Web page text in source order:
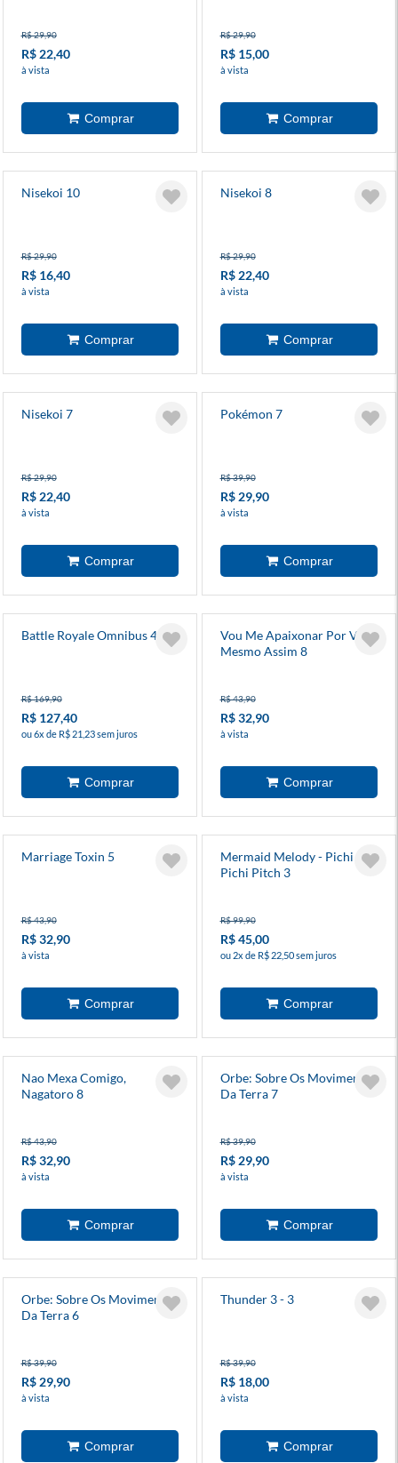
R$ 29,90
R$ 22,40
à vista
R$ 29,90
R$ 15,00
à vista
Nisekoi 10
R$ 29,90
R$ 16,40
à vista
Nisekoi 8
R$ 29,90
R$ 22,40
à vista
Nisekoi 7
R$ 29,90
R$ 22,40
à vista
Pokémon 7
R$ 39,90
R$ 29,90
à vista
Battle Royale Omnibus 4
R$ 169,90
R$ 127,40
ou 6x de R$ 21,23 sem juros
Vou Me Apaixonar Por Você
Mesmo Assim 8
R$ 43,90
R$ 32,90
à vista
Marriage Toxin 5
R$ 43,90
R$ 32,90
à vista
Mermaid Melody - Pichi
Pichi Pitch 3
R$ 99,90
R$ 45,00
ou 2x de R$ 22,50 sem juros
Nao Mexa Comigo,
Nagatoro 8
R$ 43,90
R$ 32,90
à vista
Orbe: Sobre Os Movimentos
Da Terra 7
R$ 39,90
R$ 29,90
à vista
Orbe: Sobre Os Movimentos
Da Terra 6
R$ 39,90
R$ 29,90
à vista
Thunder 3 - 3
R$ 39,90
R$ 18,00
à vista